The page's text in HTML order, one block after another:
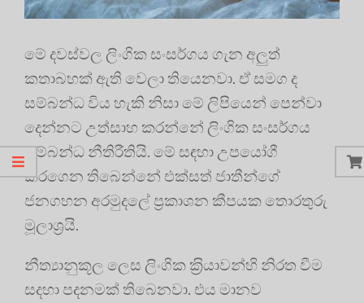
මේ දවස්වල ලිංගික සංසර්ගය ගැන අලුත්
කතාබහක් ඇති වෙලා තියෙනවා. ඒ සමග ද
සම්බන්ධ විය හැකි නිසා මේ ලිපියෙන් පෙන්වා
දෙන්නට උත්සාහ කරන්නේ ලිංගික සංසර්ගය
සම්බන්ධ නීතිරීතියි. මේ සඳහා උපයෝගී
කරගෙන තිබෙන්නේ එක්සත් ජාතීන්ගේ
ජනගහන අරමුදලේ ප්‍ර‍කාශන කීපයක තොරතුරු
මූලාශ්‍ර‍යි.
නීත්‍යානුකූල ලෙස ලිංගික ක‍්‍රියාවන්හි නිරත වීම
සදහා පදනමක් තිබෙනවා. එය මානව